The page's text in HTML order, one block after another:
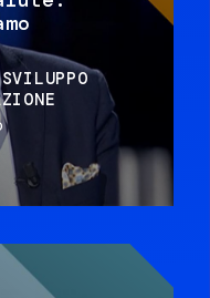
SVILUPPO